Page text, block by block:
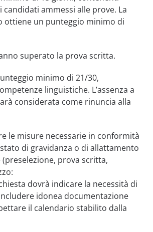
ammessi alle prove. La
ottiene un punteggio minimo di
superato la prova scritta.
minimo di 21/30,
linguistiche. L’assenza a
considerata come rinuncia alla
le misure necessarie in conformità
di gravidanza o di allattamento
prova scritta,
dovrà indicare la necessità di
idonea documentazione
il calendario stabilito dalla